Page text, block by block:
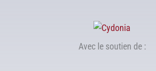
Avec le soutien de :